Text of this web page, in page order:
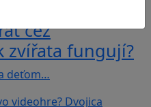
cez
zvířata fungují?
deťom…